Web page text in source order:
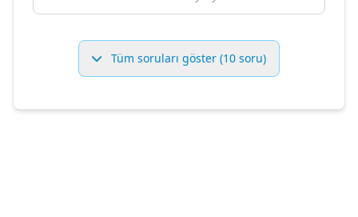
Tüm soruları göster (10 soru)